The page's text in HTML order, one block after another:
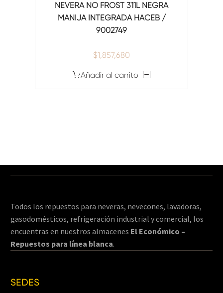
NEVERA NO FROST 311L NEGRA
MANIJA INTEGRADA HACEB /
9002749
$1,857,680
Añadir al carrito
Todos los repuestos para neveras, nevecones, lavadoras,
gasodomésticos, refrigeración industrial y comercial, los
encuentras en nuestros almacenes El Económico –
Repuestos para línea blanca.
SEDES